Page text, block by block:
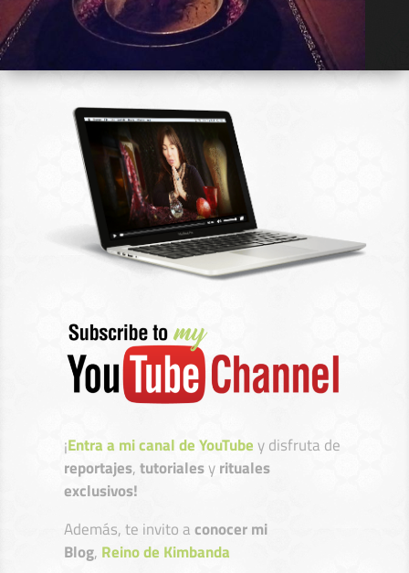
¡Entra a mi canal de YouTubey disfruta de
reportajes,tutorialesyrituales
exclusivos!
Además, te invito aconocer mi
Blog, Reino de Kimbanda